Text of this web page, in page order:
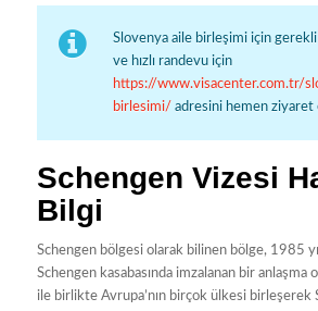
Slovenya aile birleşimi için
ve hızlı randevu için
https://www.visacenter.com.tr/
birlesimi/ adresini hemen ziyaret
Schengen Vizesi
Bilgi
Schengen bölgesi olarak bilinen bölge, 1985
Schengen kasabasında imzalanan bir anlaşma
ile birlikte Avrupa’nın birçok ülkesi birleşerek